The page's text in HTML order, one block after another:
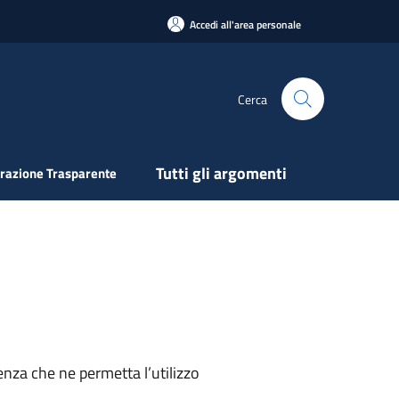
Accedi all'area personale
Cerca
Trasparente Tutti gli argomenti
che ne permetta l’utilizzo